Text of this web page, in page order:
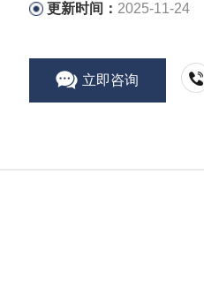
更新时间： 2025-11-24
立即咨询